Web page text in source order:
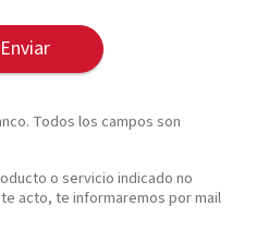
Enviar
Todos los campos son
o servicio indicado no
acto, te informaremos por mail